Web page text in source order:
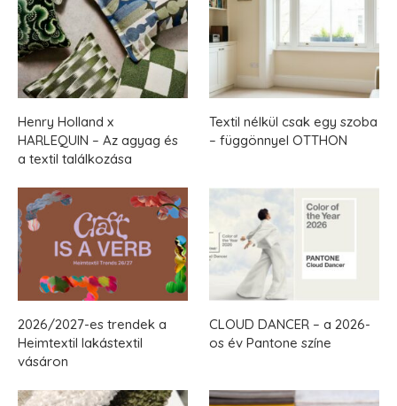
Henry Holland x
HARLEQUIN – Az agyag és
a textil találkozása
Textil nélkül csak egy szoba
– függönnyel OTTHON
2026/2027-es trendek a
Heimtextil lakástextil
vásáron
CLOUD DANCER – a 2026-
os év Pantone színe